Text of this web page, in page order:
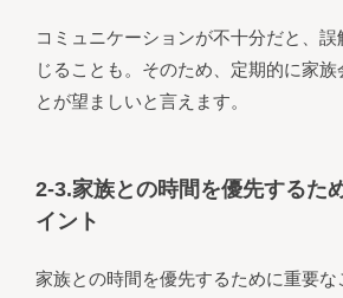
コミュニケーションが不十分だと、
じることも。そのため、定期的に家族
とが望ましいと言えます。
2-3.家族との時間を優先するた
イント
家族との時間を優先するために重要な